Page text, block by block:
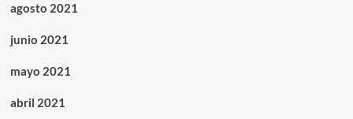
agosto 2021
junio 2021
mayo 2021
abril 2021